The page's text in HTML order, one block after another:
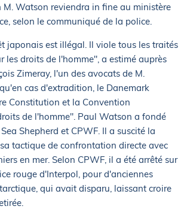
Watson reviendra in fine au ministère
selon le communiqué de la police.
japonais est illégal. Il viole tous les traités
les droits de l'homme", a estimé auprès
Zimeray, l'un des avocats de M.
cas d'extradition, le Danemark
Constitution et la Convention
de l'homme". Paul Watson a fondé
Shepherd et CPWF. Il a suscité la
tactique de confrontation directe avec
en mer. Selon CPWF, il a été arrêté sur
rouge d'Interpol, pour d'anciennes
qui avait disparu, laissant croire